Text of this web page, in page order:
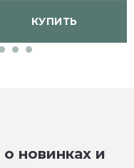
КУПИТЬ
новинках и